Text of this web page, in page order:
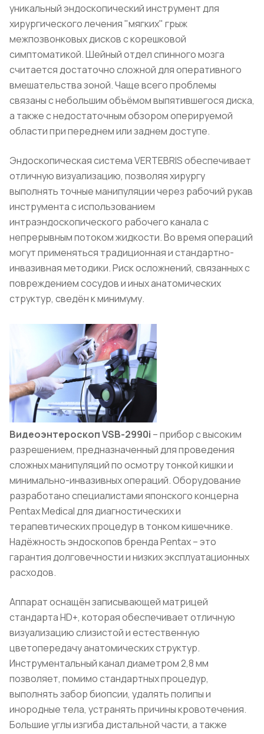
уникальный эндоскопический инструмент для
хирургического лечения "мягких" грыж
межпозвонковых дисков с корешковой
симптоматикой. Шейный отдел спинного мозга
считается достаточно сложной для оперативного
вмешательства зоной. Чаще всего проблемы
связаны с небольшим объёмом выпятившегося диска,
а также с недостаточным обзором оперируемой
области при переднем или заднем доступе.
Эндоскопическая система VERTEBRIS обеспечивает
отличную визуализацию, позволяя хирургу
выполнять точные манипуляции через рабочий рукав
инструмента с использованием
интраэндоскопического рабочего канала с
непрерывным потоком жидкости. Во время операций
могут применяться традиционная и стандартно-
инвазивная методики. Риск осложнений, связанных с
повреждением сосудов и иных анатомических
структур, сведён к минимуму.
Видеоэнтероскоп VSB-2990i – прибор с высоким
разрешением, предназначенный для проведения
сложных манипуляций по осмотру тонкой кишки и
минимально-инвазивных операций. Оборудование
разработано специалистами японского концерна
Pentax Medical для диагностических и
терапевтических процедур в тонком кишечнике.
Надёжность эндоскопов бренда Pentax – это
гарантия долговечности и низких эксплуатационных
расходов.
Аппарат оснащён записывающей матрицей
стандарта HD+, которая обеспечивает отличную
визуализацию слизистой и естественную
цветопередачу анатомических структур.
Инструментальный канал диаметром 2,8 мм
позволяет, помимо стандартных процедур,
выполнять забор биопсии, удалять полипы и
инородные тела, устранять причины кровотечения.
Большие углы изгиба дистальной части, а также